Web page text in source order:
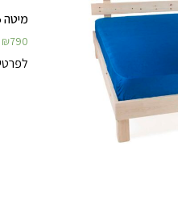
מיטה 5
₪790